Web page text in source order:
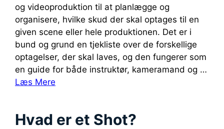
og videoproduktion til at planlægge og
organisere, hvilke skud der skal optages til en
given scene eller hele produktionen. Det er i
bund og grund en tjekliste over de forskellige
optagelser, der skal laves, og den fungerer som
en guide for både instruktør, kameramand og …
Læs Mere
Hvad er et Shot?